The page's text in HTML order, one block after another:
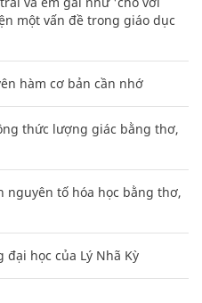
một vấn đề trong giáo dục
hàm cơ bản cần nhớ
thức lượng giác bằng thơ,
nguyên tố hóa học bằng thơ,
học của Lý Nhã Kỳ